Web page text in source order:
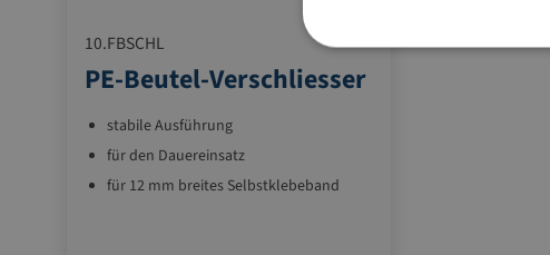
10.FBSCHL
PE-Beutel-Verschliesser
stabile Ausführung
für den Dauereinsatz
für 12 mm breites Selbstklebeband